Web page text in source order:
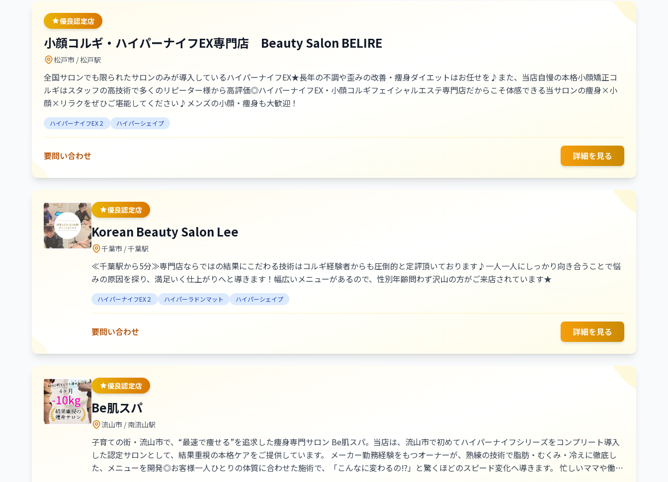
優良認定店
小顔コルギ・ハイパーナイフEX専門店 Beauty Salon BELIRE
松戸市 / 松戸駅
全国サロンでも限られたサロンのみが導入しているハイパーナイフEX★長年の不調や歪みの改善・痩身ダイエットはお任せを♪また、当店自慢の本格小顔矯正コ
ルギはスタッフの高技術で多くのリピーター様から高評価◎ハイパーナイフEX・小顔コルギフェイシャルエステ専門店だからこそ体感できる当サロンの痩身×小
顔×リラクをぜひご堪能してください♪メンズの小顔・痩身も大歓迎！
ハイパーナイフEX２ ハイパーシェイプ
要問い合わせ 詳細を見る
優良認定店
Korean Beauty Salon Lee
千葉市 / 千葉駅
≪千葉駅から5分≫専門店ならではの結果にこだわる技術はコルギ経験者からも圧倒的と定評頂いております♪一人一人にしっかり向き合うことで悩
みの原因を探り、満足いく仕上がりへと導きます！幅広いメニューがあるので、性別年齢問わず沢山の方がご来店されています★
ハイパーナイフEX２ ハイパーラドンマット ハイパーシェイプ
要問い合わせ 詳細を見る
優良認定店
Be肌スパ
流山市 / 南流山駅
子育ての街・流山市で、“最速で痩せる”を追求した痩身専門サロン Be肌スパ。当店は、流山市で初めてハイパーナイフシリーズをコンプリート導入
した認定サロンとして、結果重視の本格ケアをご提供しています。 メーカー勤務経験をもつオーナーが、熟練の技術で脂肪・むくみ・冷えに徹底し
た、メニューを開発◎お客様一人ひとりの体質に合わせた施術で、「こんなに変わるの!?」と驚くほどのスピード変化へ導きます。 忙しいママや働く